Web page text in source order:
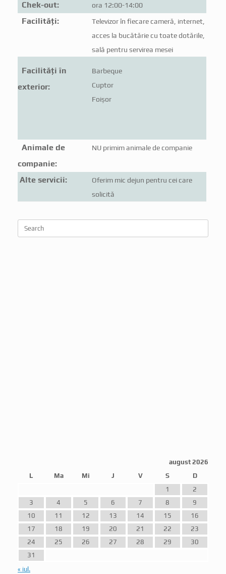
Chek-out: ora 12:00-14:00
Facilități:
Televizor în fiecare cameră, internet,
acces la bucătărie cu toate dotările,
sală pentru servirea mesei
Facilități în
exterior:
Barbeque
Cuptor
Foișor
Animale de
companie:
NU primim animale de companie
Alte servicii:
Oferim mic dejun pentru cei care
solicită
august 2026
L
Ma Mi J V S
D
1
2
3
4 5 6 7 8
9
10
11 12 13 14 15
16
17
18 19 20 21 22
23
24
25 26 27 28 29
30
31
« iul.